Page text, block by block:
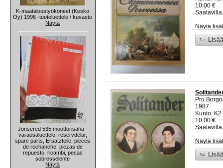
K-maataloustyökoneet (Kesko
Oy) 1996 -tuoteluettelo / kuvasto
Näytä
Jonsered 535 moottorisaha -
varaosaluettelo, reservdelar,
spare parts, Ersatzteile, pieces
de rechanche, piezas de
repuesto, ricambi, pecas
sobresselente
Näytä
10.00 €
Näytä
Pro
1987
Kunto:
10.00 €
Näytä